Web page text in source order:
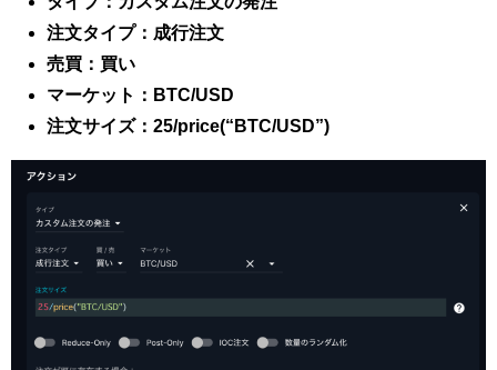
注文タイプ：成行注文
売買：買い
マーケット：BTC/USD
注文サイズ：25/price(“BTC/USD”)